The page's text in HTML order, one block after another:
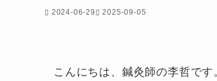
2024-06-29 2025-09-05
こんにちは、鍼灸師の李哲です